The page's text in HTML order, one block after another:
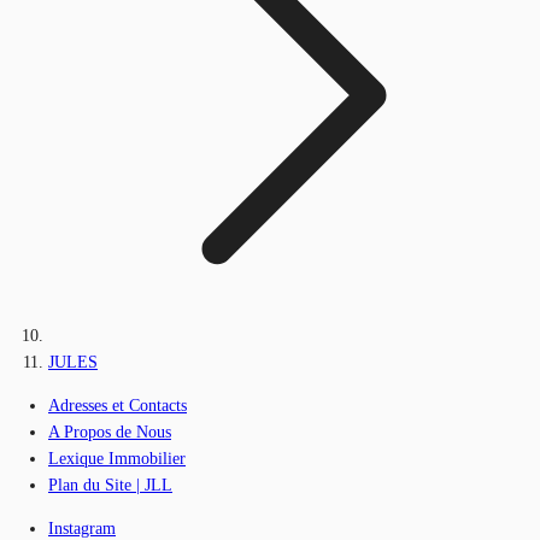
JULES
Adresses et Contacts
A Propos de Nous
Lexique Immobilier
Plan du Site | JLL
Instagram